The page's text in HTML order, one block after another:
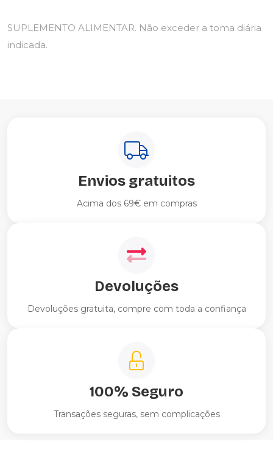
SUPLEMENTO ALIMENTAR. Não exceder a toma diária
indicada.
Envios gratuitos
Acima dos 69€ em compras
Devoluções
Devoluções gratuita, compre com toda a confiança
100% Seguro
Transações seguras, sem complicações